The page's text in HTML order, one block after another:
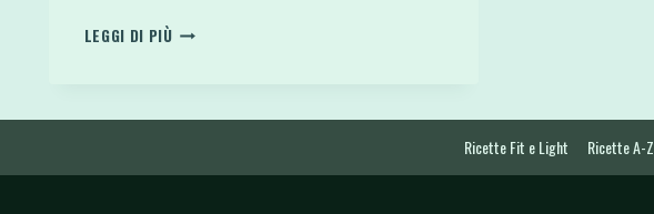
LEGGI DI PIÙLASAGNA
CREMA
Ricette Fit e Light Ricette A-Z